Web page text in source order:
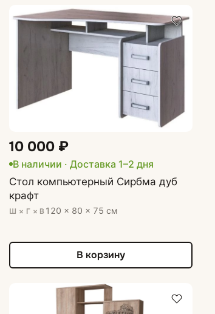
10 000 ₽
В наличии · Доставка 1–2 дня
Стол компьютерный Сирбма дуб
крафт
Ш × Г × В 120 × 80 × 75 см
В корзину